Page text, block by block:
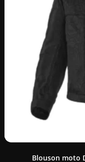
Blouson moto